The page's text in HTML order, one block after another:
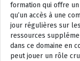
formation qui offre
qu’un accès à une
jour régulières sur
ressources
dans ce domaine en
peut jouer un rôle